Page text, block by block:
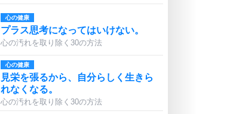
心の健康
プラス思考になってはいけない。
心の汚れを取り除く30の方法
心の健康
見栄を張るから、自分らしく生きら
れなくなる。
心の汚れを取り除く30の方法